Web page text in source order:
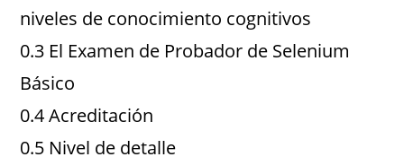
niveles de conocimiento cognitivos
0.3 El Examen de Probador de Selenium
Básico
0.4 Acreditación
0.5 Nivel de detalle